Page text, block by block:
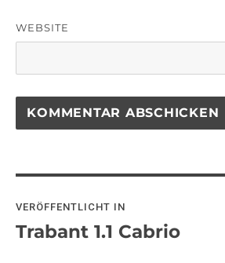
WEBSITE
VERÖFFENTLICHT IN
Trabant 1.1 Cabrio